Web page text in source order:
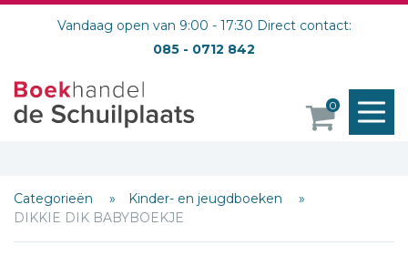
Vandaag open van 9:00 - 17:30 Direct contact:
085 - 0712 842
0
Categorieën
Kinder- en jeugdboeken
DIKKIE DIK BABYBOEKJE